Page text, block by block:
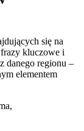
się na
kluczowe i
danego regionu –
elementem